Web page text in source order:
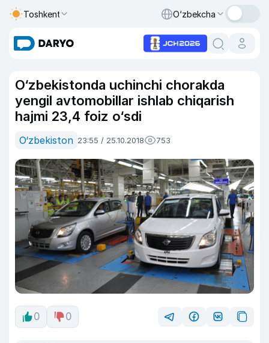
Toshkent O‘zbekcha
O‘zbekistonda uchinchi chorakda
yengil avtomobillar ishlab chiqarish
hajmi 23,4 foiz o‘sdi
O‘zbekiston 23:55 / 25.10.2018 753
0 0